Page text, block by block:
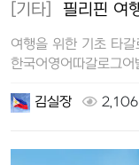
[기타] 필리핀 여
여행을 위한 기초 타갈
한국어영어따갈로그
김실장
2,106